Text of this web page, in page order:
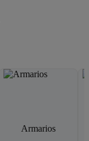
Armarios